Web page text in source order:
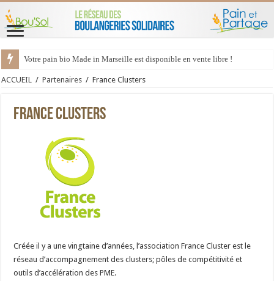
Votre pain bio Made in Marseille est disponible en vente libre !
ACCUEIL / Partenaires / France Clusters
France Clusters
Créée il y a une vingtaine d’années, l’association France Cluster est le
réseau d’accompagnement des clusters; pôles de compétitivité et
outils d’accélération des PME.